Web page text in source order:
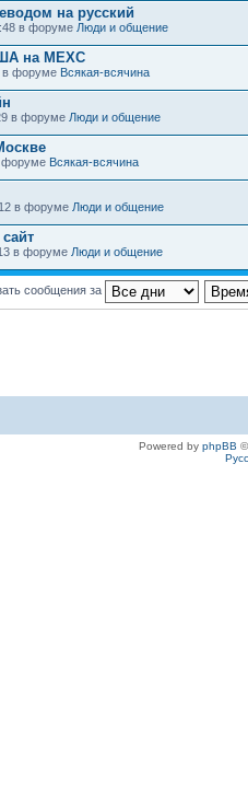
на русский
в форуме Люди и общение
на MEXC
в форуме Всякая-всячина
в форуме Люди и общение
форуме Всякая-всячина
в форуме Люди и общение
в форуме Люди и общение
сообщения за
Powered by phpBB